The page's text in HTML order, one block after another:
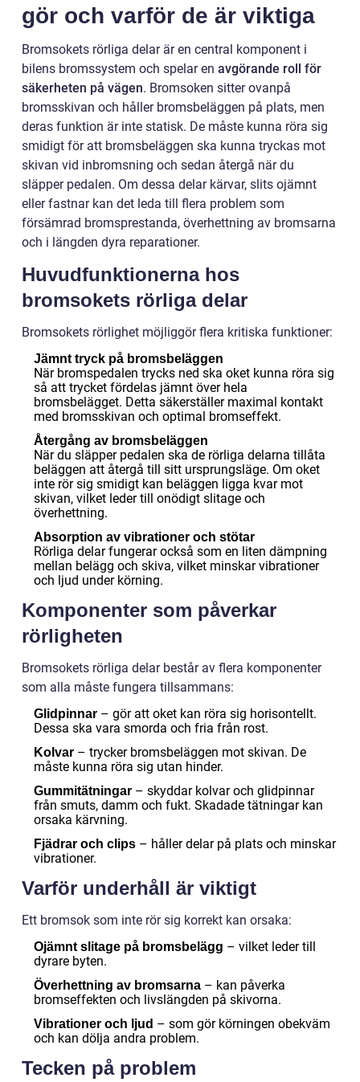
gör och varför de är viktiga
Bromsokets rörliga delar är en central komponent i
bilens bromssystem och spelar en avgörande roll för
säkerheten på vägen. Bromsoken sitter ovanpå
bromsskivan och håller bromsbeläggen på plats, men
deras funktion är inte statisk. De måste kunna röra sig
smidigt för att bromsbeläggen ska kunna tryckas mot
skivan vid inbromsning och sedan återgå när du
släpper pedalen. Om dessa delar kärvar, slits ojämnt
eller fastnar kan det leda till flera problem som
försämrad bromsprestanda, överhettning av bromsarna
och i längden dyra reparationer.
Huvudfunktionerna hos
bromsokets rörliga delar
Bromsokets rörlighet möjliggör flera kritiska funktioner:
Jämnt tryck på bromsbeläggen
När bromspedalen trycks ned ska oket kunna röra sig
så att trycket fördelas jämnt över hela
bromsbelägget. Detta säkerställer maximal kontakt
med bromsskivan och optimal bromseffekt.
Återgång av bromsbeläggen
När du släpper pedalen ska de rörliga delarna tillåta
beläggen att återgå till sitt ursprungsläge. Om oket
inte rör sig smidigt kan beläggen ligga kvar mot
skivan, vilket leder till onödigt slitage och
överhettning.
Absorption av vibrationer och stötar
Rörliga delar fungerar också som en liten dämpning
mellan belägg och skiva, vilket minskar vibrationer
och ljud under körning.
Komponenter som påverkar
rörligheten
Bromsokets rörliga delar består av flera komponenter
som alla måste fungera tillsammans:
Glidpinnar – gör att oket kan röra sig horisontellt.
Dessa ska vara smorda och fria från rost.
Kolvar – trycker bromsbeläggen mot skivan. De
måste kunna röra sig utan hinder.
Gummitätningar – skyddar kolvar och glidpinnar
från smuts, damm och fukt. Skadade tätningar kan
orsaka kärvning.
Fjädrar och clips – håller delar på plats och minskar
vibrationer.
Varför underhåll är viktigt
Ett bromsok som inte rör sig korrekt kan orsaka:
Ojämnt slitage på bromsbelägg – vilket leder till
dyrare byten.
Överhettning av bromsarna – kan påverka
bromseffekten och livslängden på skivorna.
Vibrationer och ljud – som gör körningen obekväm
och kan dölja andra problem.
Tecken på problem